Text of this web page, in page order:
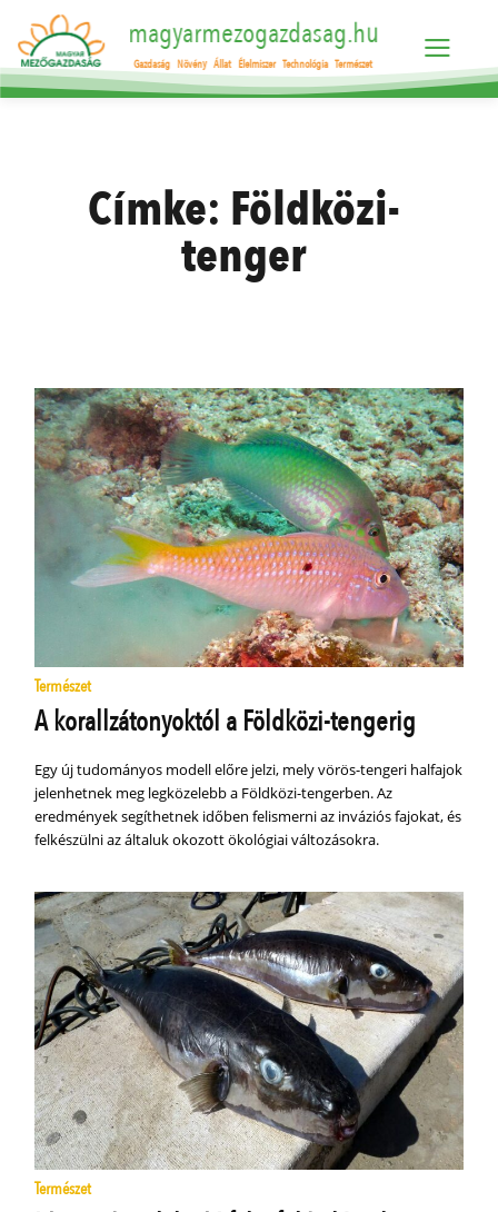
magyarmezogazdasag.hu
Gazdaság Növény Állat Élelmiszer Technológia Természet
Címke: Földközi-
tenger
Természet
A korallzátonyoktól a Földközi-tengerig
Egy új tudományos modell előre jelzi, mely vörös-tengeri halfajok
jelenhetnek meg legközelebb a Földközi-tengerben. Az
eredmények segíthetnek időben felismerni az inváziós fajokat, és
felkészülni az általuk okozott ökológiai változásokra.
Természet